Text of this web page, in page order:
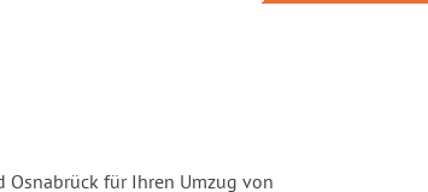
Osnabrück für Ihren Umzug von